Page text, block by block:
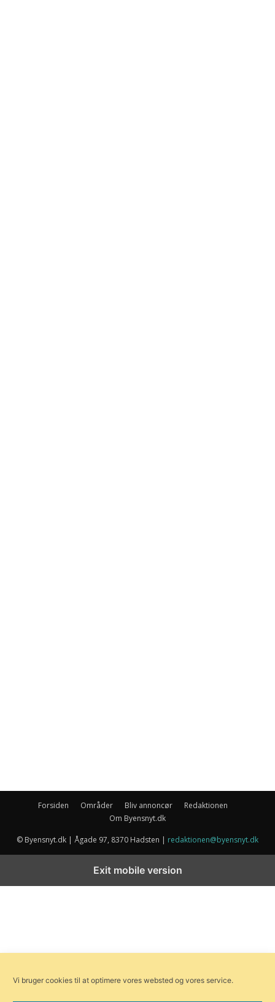
Forsiden Områder Bliv annoncør
Redaktionen
Om Byensnyt.dk
© Byensnyt.dk | Ågade 97, 8370 Hadsten | redaktionen@byensnyt.dk
Vi bruger cookies til at optimere vores websted og vores service.
Exit mobile version